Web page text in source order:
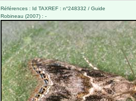
Références : Id TAXREF : n°248332 / Guide
Robineau (2007) : -